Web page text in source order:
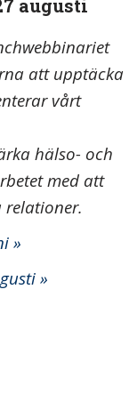
augusti
att upptäcka
vårt
hälso- och
med att
»
»